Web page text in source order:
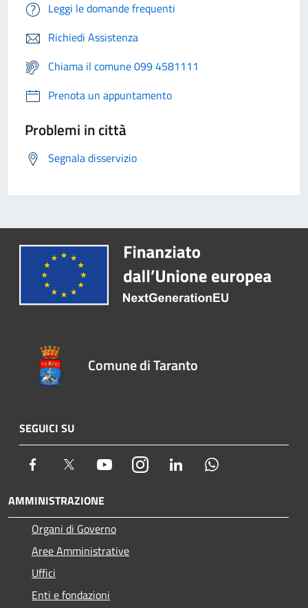
Leggi le domande frequenti
Richiedi Assistenza
Chiama il comune 099 4581111
Prenota un appuntamento
Problemi in città
Segnala disservizio
Comune di Taranto
SEGUICI SU
Facebook Twitter YoutubeInstagram LinkedIn
AMMINISTRAZIONE
Organi di Governo
Aree Amministrative
Uffici
Enti e fondazioni